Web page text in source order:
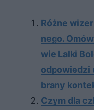
Róż­ne
ne­go.
wie Lal­ki
od­po­wie­dzi
bra­ny
Czym dla